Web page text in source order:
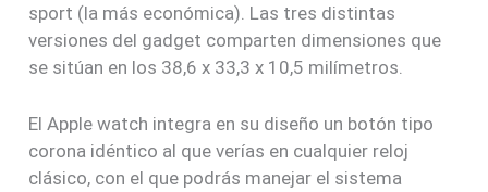
sport (la más económica). Las tres distintas
versiones del gadget comparten dimensiones que
se sitúan en los 38,6 x 33,3 x 10,5 milímetros.
El Apple watch integra en su diseño un botón tipo
corona idéntico al que verías en cualquier reloj
clásico, con el que podrás manejar el sistema